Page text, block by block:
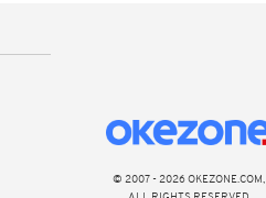
© 2007 - 2026 OKEZONE.COM,